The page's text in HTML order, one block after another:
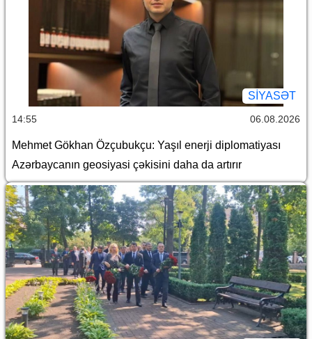
SİYASƏT
14:55 06.08.2026
Mehmet Gökhan Özçubukçu: Yaşıl enerji diplomatiyası
Azərbaycanın geosiyasi çəkisini daha da artırır